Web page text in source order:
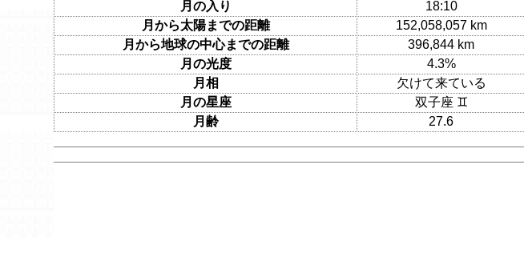
月の入り
18:10
月から太陽までの距離
152,058,057 km
月から地球の中心までの距離
396,844 km
月の光度
4.3%
月相
欠けて来ている
月の星座
双子座 ♊
月齢
27.6